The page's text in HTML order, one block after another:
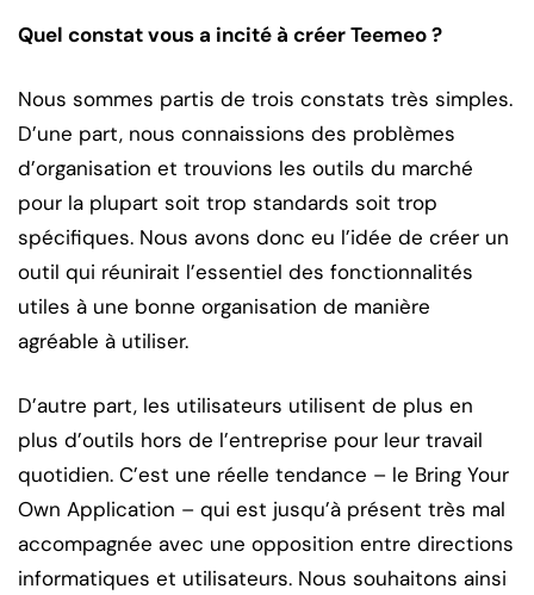
Quel constat vous a incité à créer Teemeo ?
Nous sommes partis de trois constats très simples.
D’une part, nous connaissions des problèmes
d’organisation et trouvions les outils du marché
pour la plupart soit trop standards soit trop
spécifiques. Nous avons donc eu l’idée de créer un
outil qui réunirait l’essentiel des fonctionnalités
utiles à une bonne organisation de manière
agréable à utiliser.
D’autre part, les utilisateurs utilisent de plus en
plus d’outils hors de l’entreprise pour leur travail
quotidien. C’est une réelle tendance – le Bring Your
Own Application – qui est jusqu’à présent très mal
accompagnée avec une opposition entre directions
informatiques et utilisateurs. Nous souhaitons ainsi